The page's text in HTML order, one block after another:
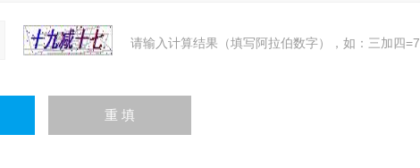
请输入计算结果（填写阿拉伯数字），如：三加四=7